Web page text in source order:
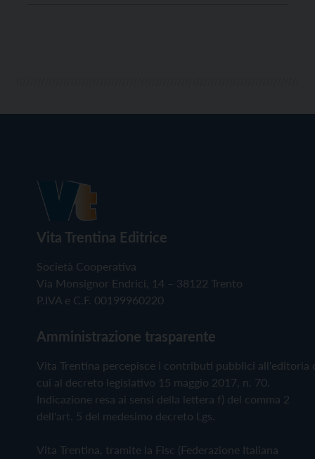
Vita Trentina Editrice
Società Cooperativa
Via Monsignor Endrici, 14 – 38122 Trento
P.IVA e C.F. 00199960220
Amministrazione trasparente
Vita Trentina percepisce i contributi pubblici all'editoria
cui al decreto legislativo 15 maggio 2017, n. 70.
Indicazione resa ai sensi della lettera f) del comma 2
dell'art. 5 del medesimo decreto Lgs.
Vita Trentina, tramite la Fisc (Federazione Italiana